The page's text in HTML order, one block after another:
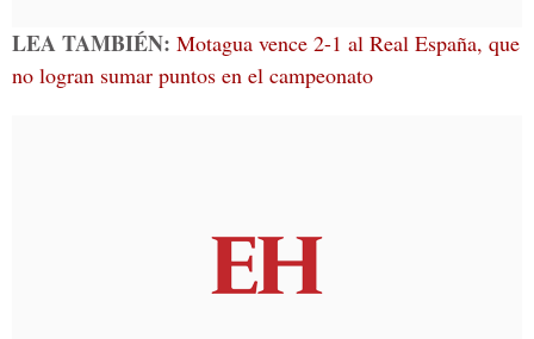
LEA TAMBIÉN: Motagua vence 2-1 al Real España, que
no logran sumar puntos en el campeonato